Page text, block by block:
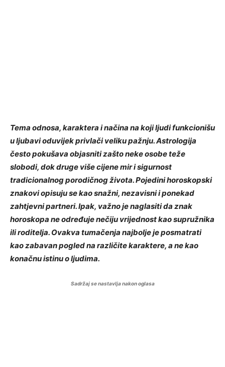
Tema odnosa, karaktera i načina na koji ljudi funkcionišu
u ljubavi oduvijek privlači veliku pažnju. Astrologija
često pokušava objasniti zašto neke osobe teže
slobodi, dok druge više cijene mir i sigurnost
tradicionalnog porodičnog života. Pojedini horoskopski
znakovi opisuju se kao snažni, nezavisni i ponekad
zahtjevni partneri. Ipak, važno je naglasiti da znak
horoskopa ne određuje nečiju vrijednost kao supružnika
ili roditelja. Ovakva tumačenja najbolje je posmatrati
kao zabavan pogled na različite karaktere, a ne kao
konačnu istinu o ljudima.
Sadržaj se nastavlja nakon oglasa